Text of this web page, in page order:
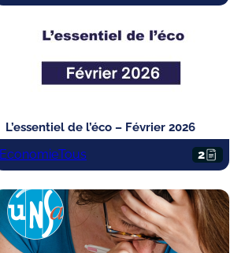
L’essentiel de l’éco – Février 2026
EconomieTous 2